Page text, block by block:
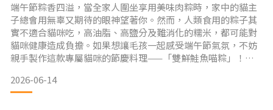
瘋狂！
端午節粽香四溢，當全家人圍坐享用美味肉粽時，家中的貓主
子總會用無辜又期待的眼神望著你。然而，人類食用的粽子其
實不適合貓咪吃，高油脂、高鹽分及難消化的糯米，都可能對
貓咪健康造成負擔。如果想讓毛孩一起感受端午節氣氛，不妨
親手製作這款專屬貓咪的節慶料理——「雙鮮鮭魚喵粽」！用
能滿足貓咪愛吃肉的天性，讓挑嘴貓也忍不住一口接一口。為
什麼貓咪不能吃人類的粽子？許多飼主以為分一小口粽子給貓
2026-06-14